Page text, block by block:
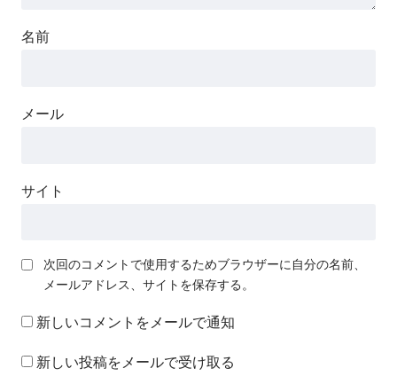
名前
メール
サイト
次回のコメントで使用するためブラウザーに自分の名前、
メールアドレス、サイトを保存する。
新しいコメントをメールで通知
新しい投稿をメールで受け取る